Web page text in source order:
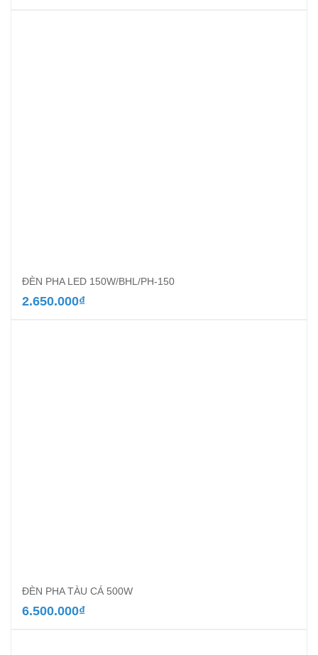
ĐÈN PHA LED 150W/BHL/PH-150
2.650.000₫
ĐÈN PHA TÀU CÁ 500W
6.500.000₫